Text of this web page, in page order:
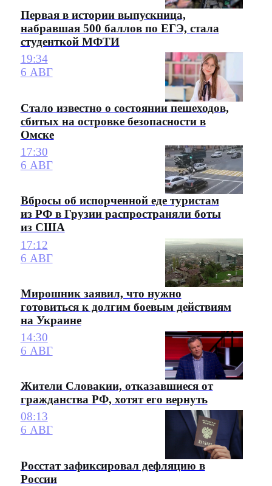
Первая в истории выпускница,
набравшая 500 баллов по ЕГЭ, стала
студенткой МФТИ
19:34
6 АВГ
Стало известно о состоянии пешеходов,
сбитых на островке безопасности в
Омске
17:30
6 АВГ
Вбросы об испорченной еде туристам
из РФ в Грузии распространяли боты
из США
17:12
6 АВГ
Мирошник заявил, что нужно
готовиться к долгим боевым действиям
на Украине
14:30
6 АВГ
Жители Словакии, отказавшиеся от
гражданства РФ, хотят его вернуть
08:13
6 АВГ
Росстат зафиксировал дефляцию в
России